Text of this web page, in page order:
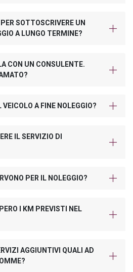
SOTTOSCRIVERE UN
A LUNGO TERMINE?
CON UN CONSULENTE.
A FINE NOLEGGIO?
IL SERVIZIO DI
PER IL NOLEGGIO?
I KM PREVISTI NEL
AGGIUNTIVI QUALI AD